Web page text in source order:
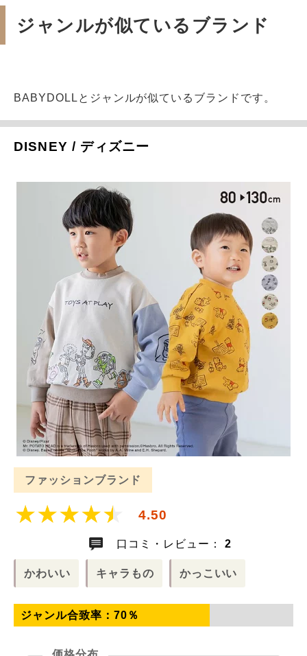
ジャンルが似ているブランド
BABYDOLLとジャンルが似ているブランドです。
DISNEY / ディズニー
ファッションブランド
4.50
口コミ・レビュー： 2
かわいい キャラもの かっこいい
ジャンル合致率： 70 ％